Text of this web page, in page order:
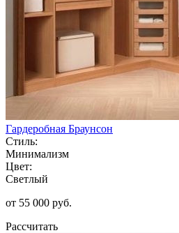
Гардеробная Браунсон
Стиль:
Минимализм
Цвет:
Светлый
от 55 000 руб.
Рассчитать